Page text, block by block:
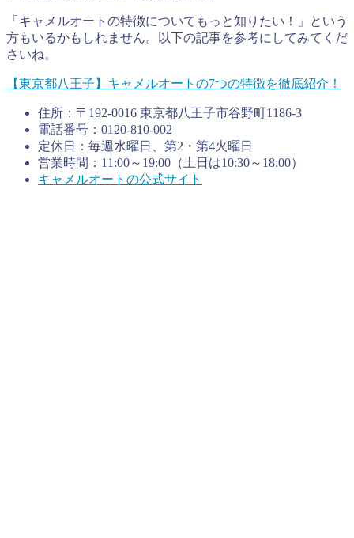
「キャメルオートの特徴についてもっと知りたい！」という
方もいるかもしれません。以下の記事を参考にしてみてくだ
さいね。
【東京都八王子】キャメルオートの7つの特徴を徹底紹介！
住所：〒192-0016 東京都八王子市谷野町1186-3
電話番号：0120-810-002
定休日：毎週水曜日、第2・第4火曜日
営業時間：11:00～19:00（土日は10:30～18:00）
キャメルオートの公式サイト